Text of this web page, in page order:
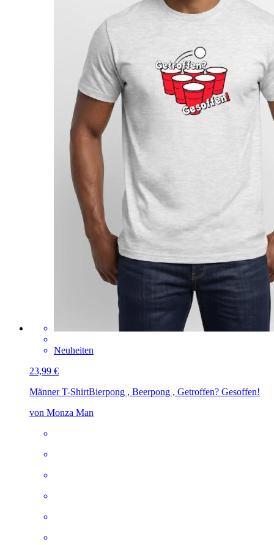
Neuheiten
23,99 €
Männer T-ShirtBierpong , Beerpong , Getroffen? Gesoffen!
von Monza Man